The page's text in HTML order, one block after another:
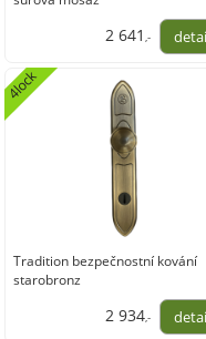
2 641,-
Tradition bezpečnostní kování
starobronz
4lock
2 934,-